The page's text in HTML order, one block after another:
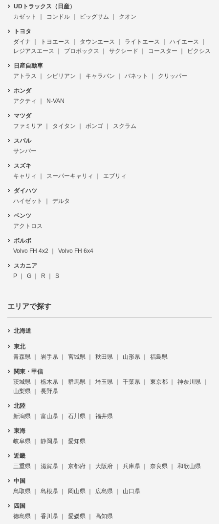
UDトラックス（日産）
カゼット
コンドル ビッグサム クオン
トヨタ
ダイナ
トヨエース タウンエース ライトエース
ハイエース
レジアスエース
プロボックス サクシード コースター ピクシス
日産自動車
アトラス
シビリアン キャラバン バネット クリッパー
ホンダ
アクティ
N-VAN
マツダ
ファミリア
タイタン ボンゴ スクラム
スバル
サンバー
スズキ
キャリィ
スーパーキャリィ エブリィ
ダイハツ
ハイゼット
デルタ
ベンツ
アクトロス
ボルボ
Volvo FH 4x2
Volvo FH 6x4
スカニア
P
G R S
エリアで探す
北海道
東北
青森県
岩手県 宮城県 秋田県 山形県 福島県
関東・甲信
茨城県
栃木県 群馬県 埼玉県 千葉県 東京都
神奈川県
山梨県
長野県
北陸
新潟県
富山県 石川県 福井県
東海
岐阜県
静岡県 愛知県
近畿
三重県
滋賀県 京都府 大阪府 兵庫県 奈良県 和歌山県
中国
鳥取県
島根県 岡山県 広島県 山口県
四国
徳島県
香川県 愛媛県 高知県